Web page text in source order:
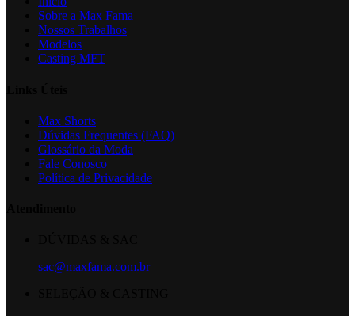
Sobre a Max Fama
Nossos Trabalhos
Modelos
Casting MFT
Max Shorts
Dúvidas Frequentes (FAQ)
Glossário da Moda
Fale Conosco
Política de Privacidade
sac@maxfama.com.br